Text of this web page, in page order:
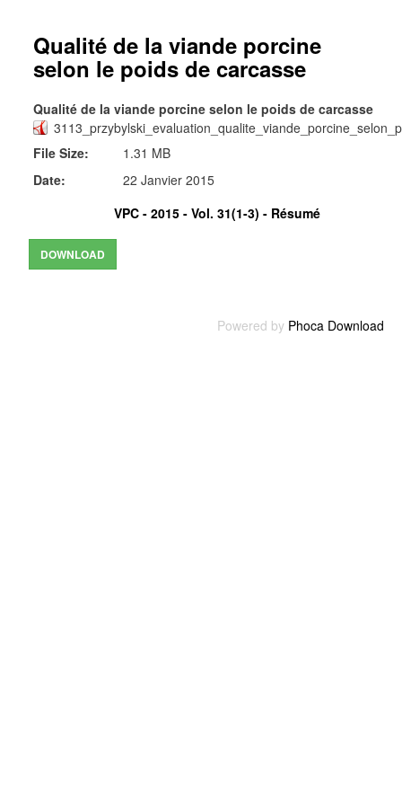
Qualité de la viande porcine
selon le poids de carcasse
Qualité de la viande porcine selon le poids de carcasse
File Size:
1.31 MB
Date:
22 Janvier 2015
VPC - 2015 - Vol. 31(1-3) - Résumé
Powered by Phoca Download